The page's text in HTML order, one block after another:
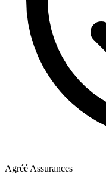
Agréé Assurances